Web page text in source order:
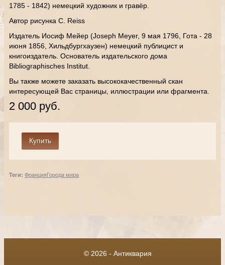
1785 - 1842) немецкий художник и гравёр.
Автор рисунка C. Reiss
Издатель Иосиф Мейер (Joseph Meyer, 9 мая 1796, Гота - 28
июня 1856, Хильдбургхаузен) немецкий публицист и
книгоиздатель. Основатель издательского дома
Bibliographisches Institut.
Вы также можете заказать высококачественный скан
интересующей Вас страницы, иллюстрации или фрагмента.
2 000 руб.
Теги: ФранцияГорода мира
© 2026 - Антиквария